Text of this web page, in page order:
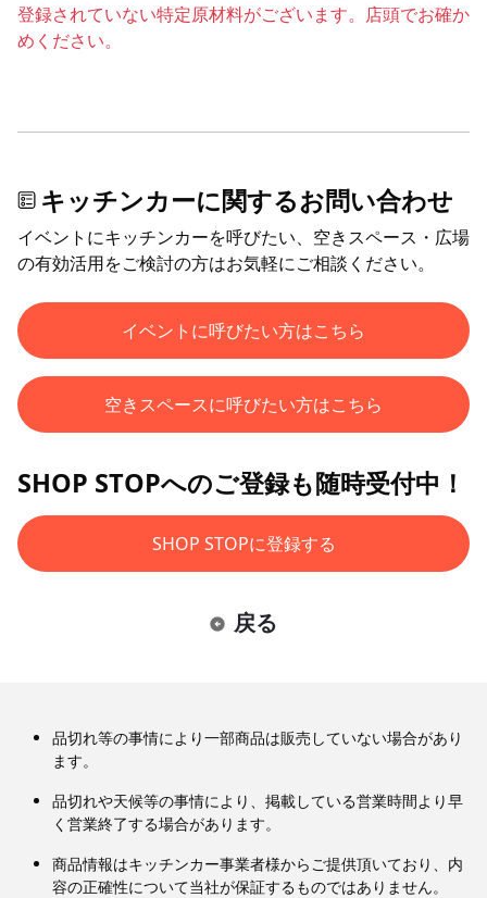
登録されていない特定原材料がございます。店頭でお確か
めください。
キッチンカーに関するお問い合わせ
イベントにキッチンカーを呼びたい、空きスペース・広場
の有効活用をご検討の方はお気軽にご相談ください。
イベントに呼びたい方はこちら
空きスペースに呼びたい方はこちら
SHOP STOPへのご登録も随時受付中！
SHOP STOPに登録する
戻る
品切れ等の事情により一部商品は販売していない場合があり
ます。
品切れや天候等の事情により、掲載している営業時間より早
く営業終了する場合があります。
商品情報はキッチンカー事業者様からご提供頂いており、内
容の正確性について当社が保証するものではありません。